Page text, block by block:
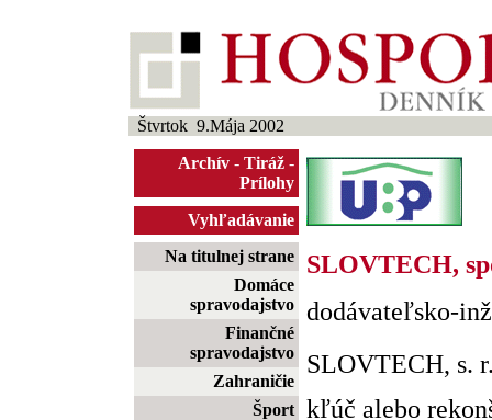
Štvrtok 9.Mája 2002
Archív - Tiráž -
Prílohy
Vyhľadávanie
Na titulnej strane
Domáce
spravodajstvo
Finančné
spravodajstvo
Zahraničie
Šport
SLOVTECH,
dodávateľsko-
SLOVTECH, s.
kľúč alebo